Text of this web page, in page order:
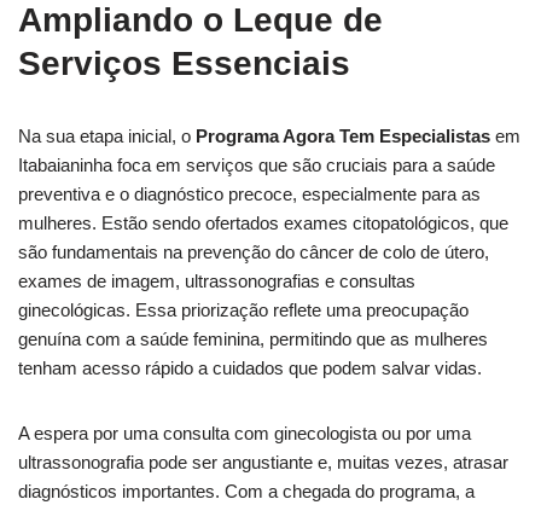
Ampliando o Leque de
Serviços Essenciais
Na sua etapa inicial, o Programa Agora Tem Especialistas em
Itabaianinha foca em serviços que são cruciais para a saúde
preventiva e o diagnóstico precoce, especialmente para as
mulheres. Estão sendo ofertados exames citopatológicos, que
são fundamentais na prevenção do câncer de colo de útero,
exames de imagem, ultrassonografias e consultas
ginecológicas. Essa priorização reflete uma preocupação
genuína com a saúde feminina, permitindo que as mulheres
tenham acesso rápido a cuidados que podem salvar vidas.
A espera por uma consulta com ginecologista ou por uma
ultrassonografia pode ser angustiante e, muitas vezes, atrasar
diagnósticos importantes. Com a chegada do programa, a